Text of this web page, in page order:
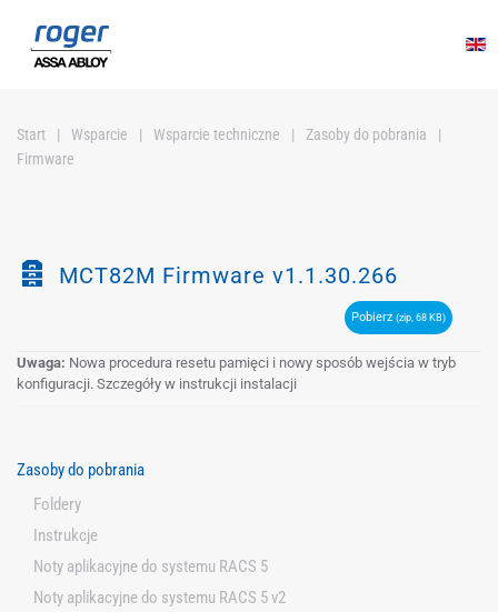
Przejdź do głównej treści
Start Wsparcie Wsparcie techniczne
Zasoby do pobrania
Firmware
Z
c
h
i
z
j
MCT82M Firmware v1.1.30.266
Pobierz (zip, 68 KB)
Uwaga: Nowa procedura resetu pamięci i nowy sposób wejścia w tryb
konfiguracji. Szczegóły w instrukcji instalacji
Zasoby do pobrania
Foldery
Instrukcje
Noty aplikacyjne do systemu RACS 5
Noty aplikacyjne do systemu RACS 5 v2